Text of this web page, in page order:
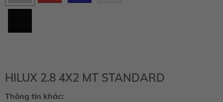
HILUX 2.8 4X2 MT STANDARD
Thông tin khác: